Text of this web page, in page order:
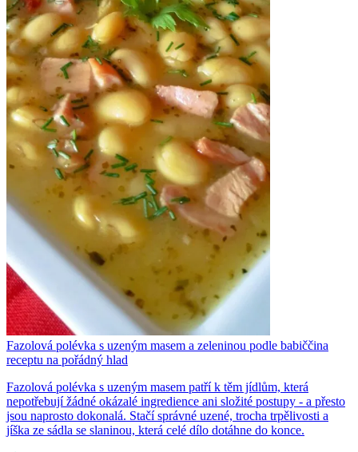
Fazolová polévka s uzeným masem a zeleninou podle babiččina
receptu na pořádný hlad
Fazolová polévka s uzeným masem patří k těm jídlům, která
nepotřebují žádné okázalé ingredience ani složité postupy - a přesto
jsou naprosto dokonalá. Stačí správné uzené, trocha trpělivosti a
jíška ze sádla se slaninou, která celé dílo dotáhne do konce.